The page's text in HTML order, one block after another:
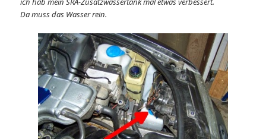
Da muss das Wasser rein.